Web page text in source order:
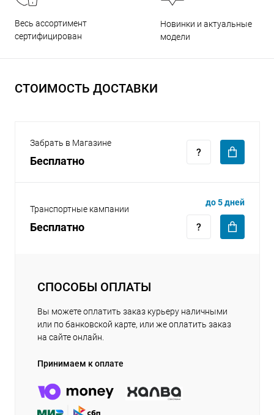
Весь ассортимент
сертифицирован
Новинки и актуальные
модели
СТОИМОСТЬ ДОСТАВКИ
Забрать в Магазине
Бесплатно
Транспортные кампании
Бесплатно
до 5 дней
СПОСОБЫ ОПЛАТЫ
Вы можете оплатить заказ курьеру наличными
или по банковской карте, или же оплатить заказ
на сайте онлайн.
Принимаем к оплате